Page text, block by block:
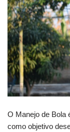
O Manejo de Bola
como objetivo